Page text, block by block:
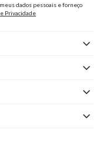
dados pessoais e forneço
Privacidade